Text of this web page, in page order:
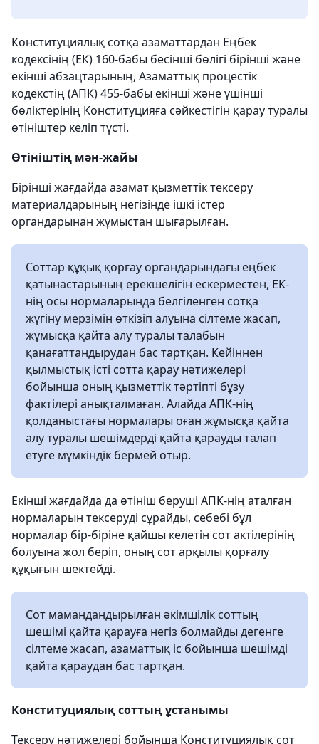
Конституциялық сотқа азаматтардан Еңбек
кодексінің (ЕК) 160-бабы бесінші бөлігі бірінші және
екінші абзацтарының, Азаматтық процестік
кодекстің (АПК) 455-бабы екінші және үшінші
бөліктерінің Конституцияға сәйкестігін қарау туралы
өтініштер келіп түсті.
Өтініштің мән-жайы
Бірінші жағдайда азамат қызметтік тексеру
материалдарының негізінде ішкі істер
органдарынан жұмыстан шығарылған.
Соттар құқық қорғау органдарындағы еңбек
қатынастарының ерекшелігін ескерместен, ЕК-
нің осы нормаларында белгіленген сотқа
жүгіну мерзімін өткізіп алуына сілтеме жасап,
жұмысқа қайта алу туралы талабын
қанағаттандырудан бас тартқан. Кейіннен
қылмыстық істі сотта қарау нәтижелері
бойынша оның қызметтік тәртіпті бұзу
фактілері анықталмаған. Алайда АПК-нің
қолданыстағы нормалары оған жұмысқа қайта
алу туралы шешімдерді қайта қарауды талап
етуге мүмкіндік бермей отыр.
Екінші жағдайда да өтініш беруші АПК-нің аталған
нормаларын тексеруді сұрайды, себебі бұл
нормалар бір-біріне қайшы келетін сот актілерінің
болуына жол беріп, оның сот арқылы қорғалу
құқығын шектейді.
Сот мамандандырылған әкімшілік соттың
шешімі қайта қарауға негіз болмайды дегенге
сілтеме жасап, азаматтық іс бойынша шешімді
қайта қараудан бас тартқан.
Конституциялық соттың ұстанымы
Тексеру нәтижелері бойынша Конституциялық сот